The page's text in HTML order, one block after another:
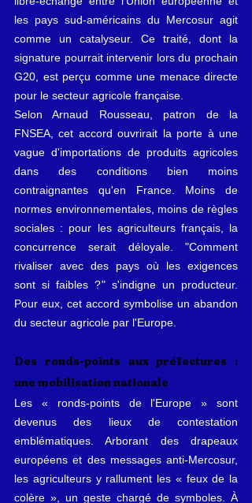
les pays sud-américains du Mercosur agit
comme un catalyseur. Ce traité, dont la
signature pourrait intervenir lors du prochain
G20, est perçu comme une menace directe
pour le secteur agricole française.
Selon Arnaud Rousseau, patron de la
FNSEA, cet accord ouvrirait la porte à une
vague d'importations de produits agricoles
dans des conditions bien moins
contraignantes qu'en France. Moins de
normes environnementales, moins de règles
sociales : pour les agriculteurs français, la
concurrence serait déloyale. "Comment
rivaliser avec des pays où les exigences
sont si faibles ?" s'indigne un producteur.
Pour eux, cet accord symbolise un abandon
du secteur agricole par l'Europe.
Des ronds-points aux préfectures :
une mobilisation nationale
Les « ronds-points de l'Europe » sont
devenus des lieux de contestation
emblématiques. Arborant des drapeaux
européens et des messages anti-Mercosur,
les agriculteurs y rallument les « feux de la
colère », un geste chargé de symboles. À